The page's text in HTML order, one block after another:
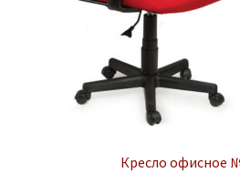
Кресло офисное